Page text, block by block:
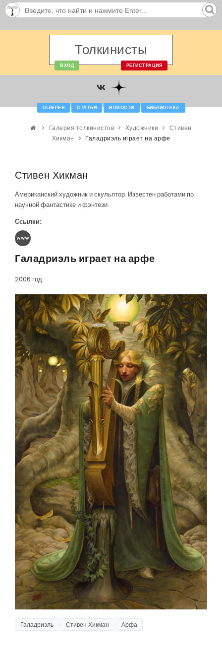
Толкинисты
ВХОД РЕГИСТРАЦИЯ
ГАЛЕРЕЯ СТАТЬИ НОВОСТИ БИБЛИОТЕКА
Галерея толкинистов Художники
Стивен
Хикман
Галадриэль играет на арфе
Стивен Хикман
Американский художник и скульптор. Известен работами по
научной фантастике и фэнтези.
Ссылки:
Галадриэль играет на арфе
2006 год.
Галадриэль Стивен Хикман Арфа